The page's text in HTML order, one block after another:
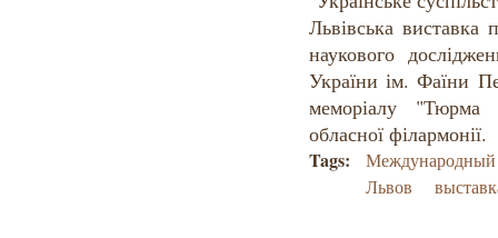
Львівська виставка
наукового
України ім. Фаїни
меморіалу "Тюрма
обласної філармонії.
Tags:
Международный
Львов